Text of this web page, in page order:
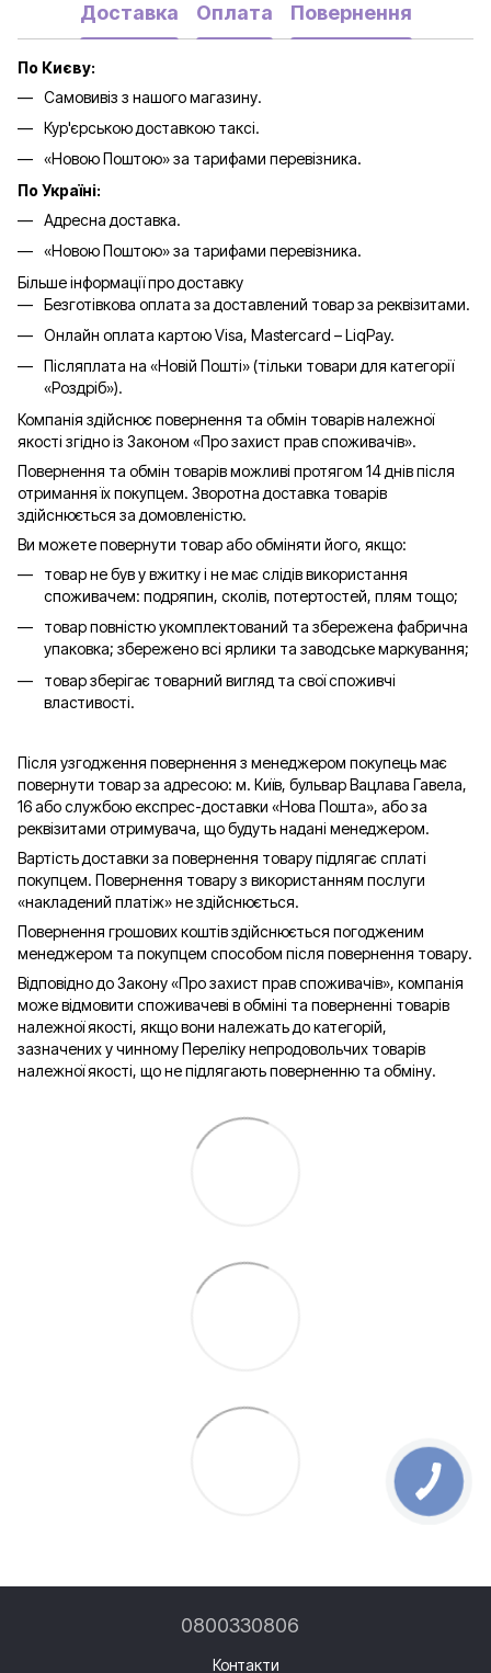
Доставка Оплата Повернення
По Києву:
Самовивіз з нашого магазину.
Кур'єрською доставкою таксі.
«Новою Поштою» за тарифами перевізника.
По Україні:
Адресна доставка.
«Новою Поштою» за тарифами перевізника.
Більше інформації про доставку
Безготівкова оплата за доставлений товар за реквізитами.
Онлайн оплата картою Visa, Mastercard – LiqPay.
Післяплата на «Новій Пошті» (тільки товари для категорії
«Роздріб»).
Компанія здійснює повернення та обмін товарів належної
якості згідно із Законом «Про захист прав споживачів».
Повернення та обмін товарів можливі протягом 14 днів після
отримання їх покупцем. Зворотна доставка товарів
здійснюється за домовленістю.
Ви можете повернути товар або обміняти його, якщо:
товар не був у вжитку і не має слідів використання
споживачем: подряпин, сколів, потертостей, плям тощо;
товар повністю укомплектований та збережена фабрична
упаковка; збережено всі ярлики та заводське маркування;
товар зберігає товарний вигляд та свої споживчі
властивості.
Після узгодження повернення з менеджером покупець має
повернути товар за адресою: м. Київ, бульвар Вацлава Гавела,
16 або службою експрес-доставки «Нова Пошта», або за
реквізитами отримувача, що будуть надані менеджером.
Вартість доставки за повернення товару підлягає сплаті
покупцем. Повернення товару з використанням послуги
«накладений платіж» не здійснюється.
Повернення грошових коштів здійснюється погодженим
менеджером та покупцем способом після повернення товару.
Відповідно до Закону «Про захист прав споживачів», компанія
може відмовити споживачеві в обміні та поверненні товарів
належної якості, якщо вони належать до категорій,
зазначених у чинному Переліку непродовольчих товарів
належної якості, що не підлягають поверненню та обміну.
0800330806
Контакти